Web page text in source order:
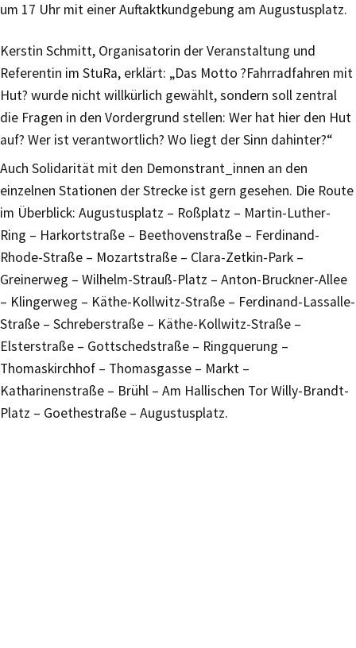
um 17 Uhr mit einer Auftaktkundgebung am Augustusplatz.
Kerstin Schmitt, Organisatorin der Veranstaltung und
Referentin im StuRa, erklärt: „Das Motto ?Fahrradfahren mit
Hut? wurde nicht willkürlich gewählt, sondern soll zentral
die Fragen in den Vordergrund stellen: Wer hat hier den Hut
auf? Wer ist verantwortlich? Wo liegt der Sinn dahinter?“
Auch Solidarität mit den Demonstrant_innen an den
einzelnen Stationen der Strecke ist gern gesehen. Die Route
im Überblick: Augustusplatz – Roßplatz – Martin-Luther-
Ring – Harkortstraße – Beethovenstraße – Ferdinand-
Rhode-Straße – Mozartstraße – Clara-Zetkin-Park –
Greinerweg – Wilhelm-Strauß-Platz – Anton-Bruckner-Allee
– Klingerweg – Käthe-Kollwitz-Straße – Ferdinand-Lassalle-
Straße – Schreberstraße – Käthe-Kollwitz-Straße –
Elsterstraße – Gottschedstraße – Ringquerung –
Thomaskirchhof – Thomasgasse – Markt –
Katharinenstraße – Brühl – Am Hallischen Tor Willy-Brandt-
Platz – Goethestraße – Augustusplatz.